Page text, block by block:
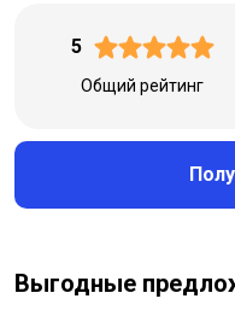
5
Общий рейтинг
Выгодные